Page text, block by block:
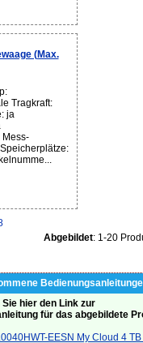
(Max.
Tragkraft:
ja
Abgebildet: 1-20
hier den Link zur
für das abgebildete
EESN My Cloud 4